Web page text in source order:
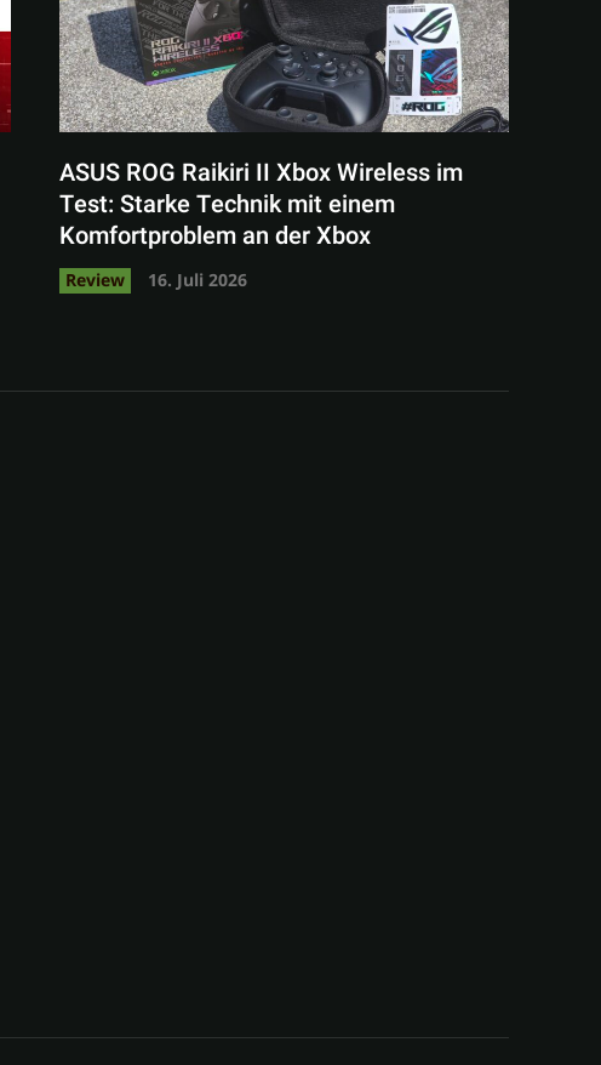
ASUS ROG Raikiri II Xbox Wireless im
Test: Starke Technik mit einem
Komfortproblem an der Xbox
Review 16. Juli 2026